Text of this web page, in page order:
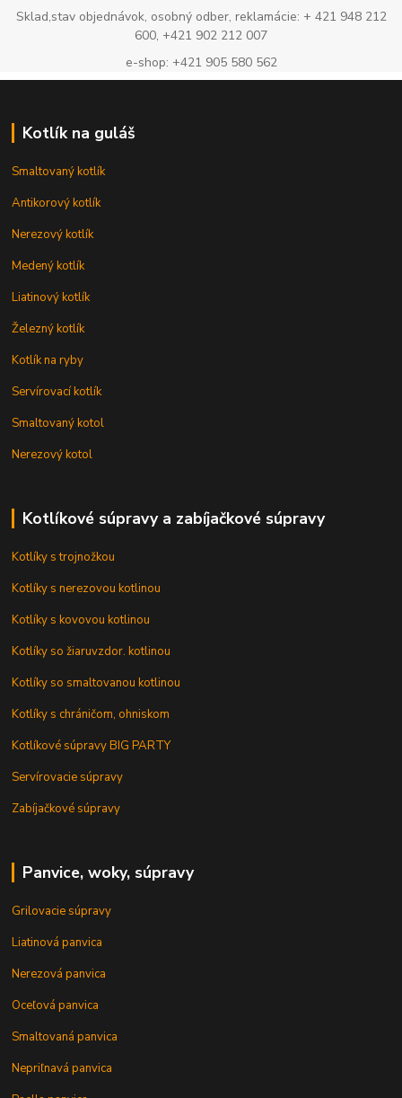
Sklad,stav objednávok, osobný odber, reklamácie: + 421 948 212
600, +421 902 212 007
e-shop: +421 905 580 562
Kotlík na guláš
Smaltovaný kotlík
Antikorový kotlík
Nerezový kotlík
Medený kotlík
Liatinový kotlík
Železný kotlík
Kotlík na ryby
Servírovací kotlík
Smaltovaný kotol
Nerezový kotol
Kotlíkové súpravy a zabíjačkové súpravy
Kotlíky s trojnožkou
Kotlíky s nerezovou kotlinou
Kotlíky s kovovou kotlinou
Kotlíky so žiaruvzdor. kotlinou
Kotlíky so smaltovanou kotlinou
Kotlíky s chráničom, ohniskom
Kotlíkové súpravy BIG PARTY
Servírovacie súpravy
Zabíjačkové súpravy
Panvice, woky, súpravy
Grilovacie súpravy
Liatinová panvica
Nerezová panvica
Oceľová panvica
Smaltovaná panvica
Nepriľnavá panvica